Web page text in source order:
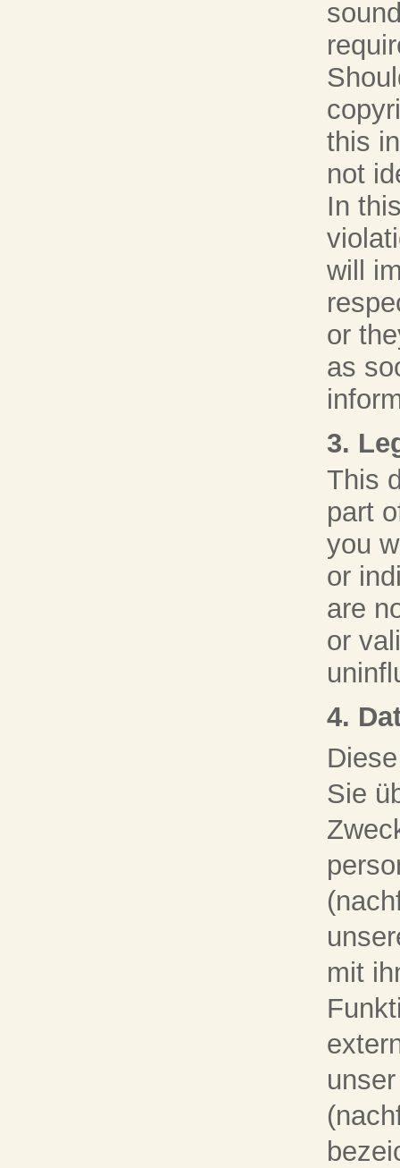
this
not
In
will
or
as
3.
This
part
you
or
are
or
4.
Sie
mit